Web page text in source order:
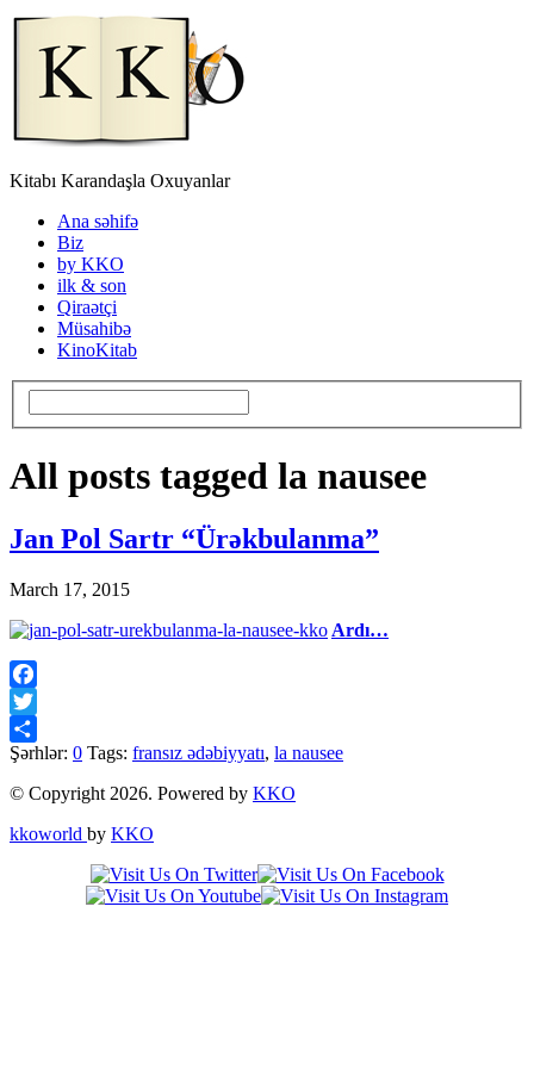
Kitabı Karandaşla Oxuyanlar
Ana səhifə
Biz
by KKO
ilk & son
Qiraətçi
Müsahibə
KinoKitab
All posts tagged la nausee
Jan Pol Sartr “Ürəkbulanma”
March 17, 2015
Ardı…
Facebook
Twitter
Share
Şərhlər: 0 Tags: fransız ədəbiyyatı, la nausee
© Copyright 2026. Powered by KKO
kkoworld by KKO